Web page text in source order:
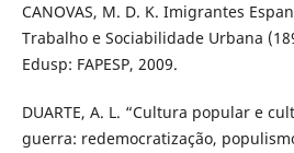
CANOVAS, M. D. K. Imigrantes
Trabalho e Sociabilidade Urbana
Edusp: FAPESP, 2009.
DUARTE, A. L. “Cultura popular e
guerra: redemocratização,